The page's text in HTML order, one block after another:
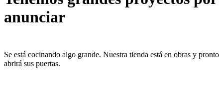
anunciar
Se está cocinando algo grande. Nuestra tienda está en obras y pronto
abrirá sus puertas.